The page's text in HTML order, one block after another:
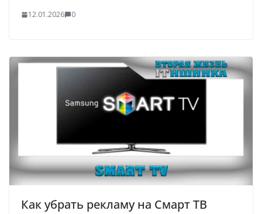
12.01.2026 0
Как убрать рекламу на Смарт ТВ